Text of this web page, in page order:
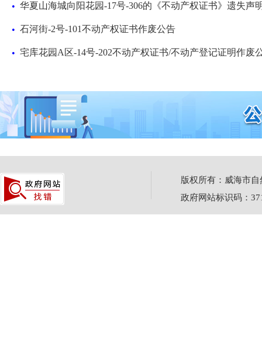
• 华夏山海城向阳花园-17号-306的《不动产权证书》遗失声
• 石河街-2号-101不动产权证书作废公告
• 宅库花园A区-14号-202不动产权证书/不动产登记证明作废
版权所有：威海市
政府网站标识码：